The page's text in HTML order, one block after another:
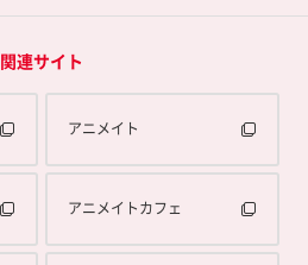
関連サイト
アニメイト
アニメイトカフェ